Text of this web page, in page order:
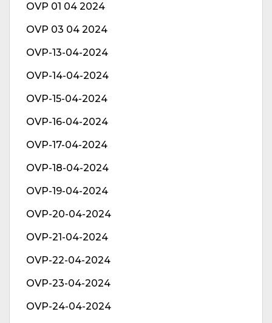
OVP 01 04 2024
OVP 03 04 2024
OVP-13-04-2024
OVP-14-04-2024
OVP-15-04-2024
OVP-16-04-2024
OVP-17-04-2024
OVP-18-04-2024
OVP-19-04-2024
OVP-20-04-2024
OVP-21-04-2024
OVP-22-04-2024
OVP-23-04-2024
OVP-24-04-2024